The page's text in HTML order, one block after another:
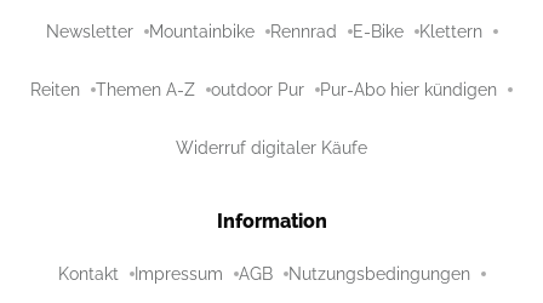
Newsletter Mountainbike Rennrad E-Bike Klettern
Reiten Themen A-Z outdoor Pur Pur-Abo hier kündigen
Widerruf digitaler Käufe
Information
Kontakt Impressum AGB Nutzungsbedingungen